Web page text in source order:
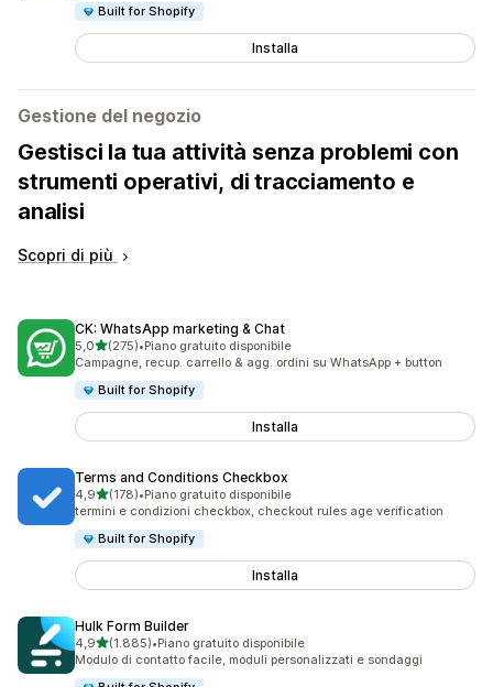
Built for Shopify
Installa
Gestione del negozio
Gestisci la tua attività senza problemi con
strumenti operativi, di tracciamento e
analisi
Scopri di più
CK: WhatsApp marketing & Chat
5,0stelle su 5
(275)
275 recensioni totali
•Piano gratuito disponibile
Campagne, recup. carrello & agg. ordini su WhatsApp + button
Built for Shopify
Installa
Terms and Conditions Checkbox
4,9stelle su 5
(178)
178 recensioni totali
•Piano gratuito disponibile
termini e condizioni checkbox, checkout rules age verification
Built for Shopify
Installa
Hulk Form Builder
4,9stelle su 5
(1.885)
1885 recensioni totali
•Piano gratuito disponibile
Modulo di contatto facile, moduli personalizzati e sondaggi